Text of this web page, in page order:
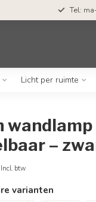
Tel:
Licht per ruimte
wandlamp
–
Incl. btw
varianten